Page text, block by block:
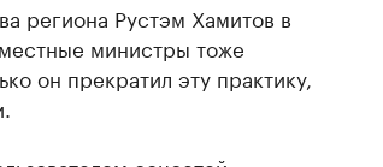
региона Рустэм Хамитов в
министры тоже
он прекратил эту практику,